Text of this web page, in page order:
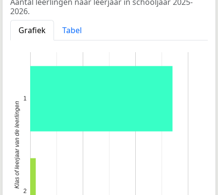
2026.
Grafiek
Tabel
1
2
Klas of leerjaar van de leerlingen